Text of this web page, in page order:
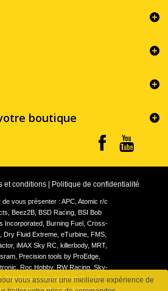
vous assurer une meilleure expérience de
boutique
et conditions Politique de confidentialité
de vous présenter : APC, Atomic r/c
Beez2B, BSD Racing, BSI Bob
Incorporated, Burning Fuel, Cross-
Dry Fluid Extreme, eTurbine, FMS,
iMAX Sky RC, killerbody, MRT,
Precision tools by ProEdge,
Roc Hobby, RW Racing, Sky-
The Rally Legends, Tech One, T-
Xtreme Production, 4Wheels,